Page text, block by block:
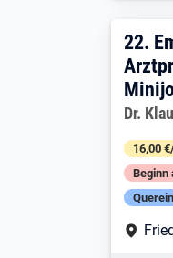
22.
22.
Dr.
16,00
Beginn